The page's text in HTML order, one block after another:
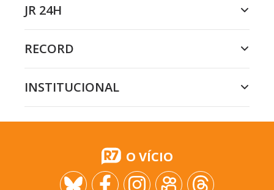
JR 24H
RECORD
INSTITUCIONAL
O VÍCIO